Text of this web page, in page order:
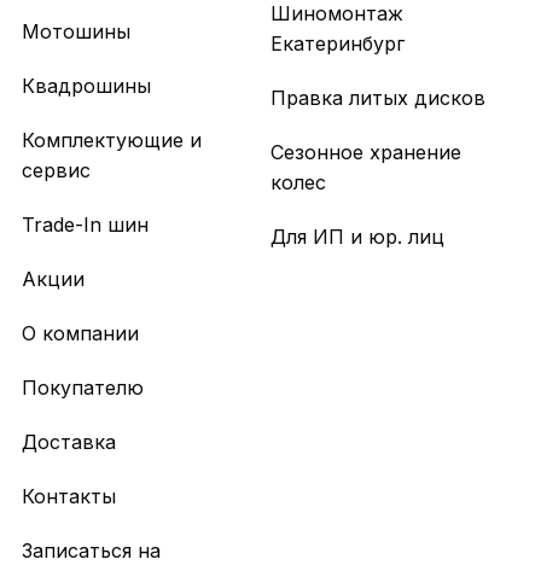
Мотошины
Квадрошины
Комплектующие и
сервис
Trade-In шин
Акции
Шиномонтаж
Екатеринбург
Правка литых дисков
Сезонное хранение
колес
Для ИП и юр. лиц
О компании
Покупателю
Доставка
Контакты
Записаться на